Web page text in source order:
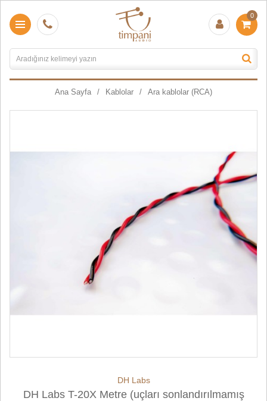
0
Ana Sayfa Kablolar Ara kablolar (RCA)
DH Labs
DH Labs T-20X Metre (uçları sonlandırılmamış